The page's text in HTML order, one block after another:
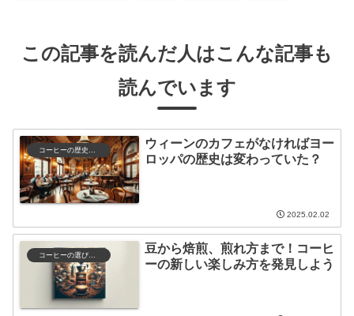
この記事を読んだ人はこんな記事も
読んでいます
コーヒーの歴史と文化
ウィーンのカフェがなければヨー
ロッパの歴史は変わっていた？
2025.02.02
コーヒーの選び方と保存
豆から焙煎、煎れ方まで！コーヒ
ーの新しい楽しみ方を発見しよう